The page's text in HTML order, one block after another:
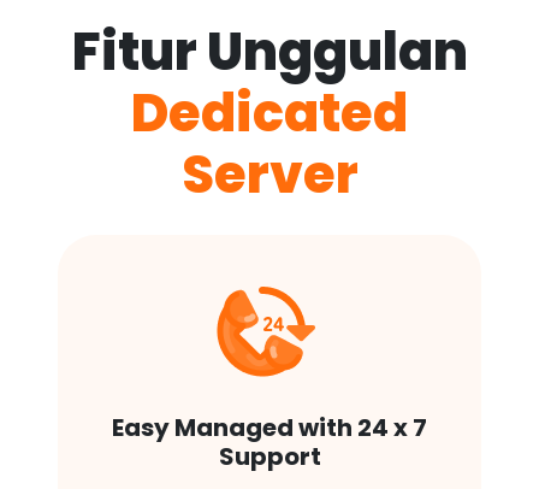
Fitur Unggulan
Dedicated
Server
Easy Managed with 24 x 7
Support